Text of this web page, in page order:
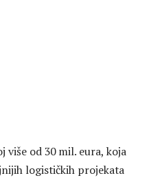
više od 30 mil. eura, koja
logističkih projekata